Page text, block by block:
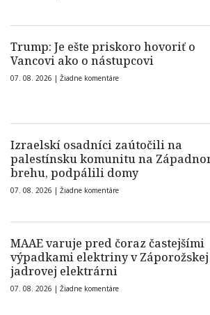
Trump: Je ešte priskoro hovoriť o
Vancovi ako o nástupcovi
07. 08. 2026 | Žiadne komentáre
Izraelskí osadníci zaútočili na
palestínsku komunitu na
brehu, podpálili domy
07. 08. 2026 | Žiadne komentáre
MAAE varuje pred čoraz častejšími
výpadkami elektriny v Záporožskej
jadrovej elektrárni
07. 08. 2026 | Žiadne komentáre